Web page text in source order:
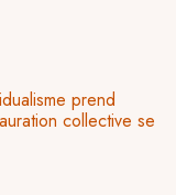
prend
collective se